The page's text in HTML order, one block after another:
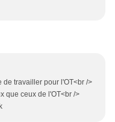
de travailler pour l'OT<br />
que ceux de l'OT<br />